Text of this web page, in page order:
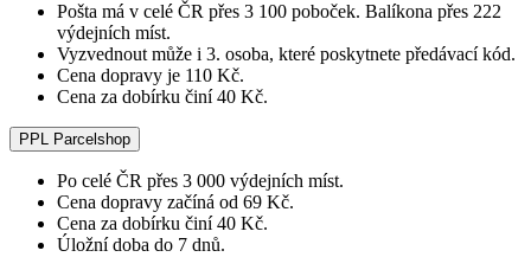
Pošta má v celé ČR přes 3 100 poboček. Balíkona přes 222
výdejních míst.
Vyzvednout může i 3. osoba, které poskytnete předávací kód.
Cena dopravy je 110 Kč.
Cena za dobírku činí 40 Kč.
PPL Parcelshop
Po celé ČR přes 3 000 výdejních míst.
Cena dopravy začíná od 69 Kč.
Cena za dobírku činí 40 Kč.
Úložní doba do 7 dnů.